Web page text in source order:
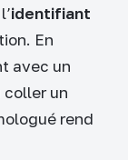
identifiant
En
avec un
coller un
rend